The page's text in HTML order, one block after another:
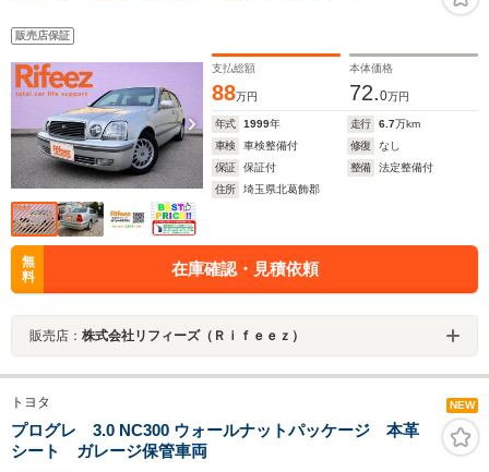
販売店保証
支払総額
88万円
本体価格
72.0万円
年式 1999年 走行 6.7万km
車検
車検整備付 修復
なし
保証
保証付 整備
法定整備付
住所
埼玉県北葛飾郡
無
料
在庫確認・見積依頼
販売店： 株式会社リフィーズ（Ｒｉｆｅｅｚ）
トヨタ NEW
プログレ 3.0 NC300 ウォールナットパッケージ 本革
シート ガレージ保管車両